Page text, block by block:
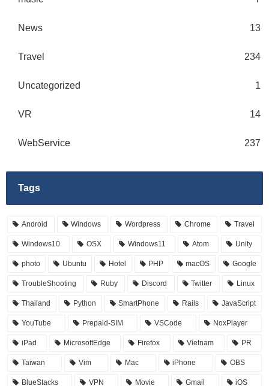
News 13
Travel 234
Uncategorized 1
VR 14
WebService 237
Tags
Android Windows Wordpress Chrome Travel
Windows10 OSX Windows11 Atom Unity
photo Ubuntu Hotel PHP macOS Google
TroubleShooting Ruby Discord Twitter Linux
Thailand Python SmartPhone Rails JavaScript
YouTube Prepaid-SIM VSCode NoxPlayer
iPad MicrosoftEdge Firefox Vietnam PR
Taiwan Vim Mac iPhone OBS
BlueStacks VPN Movie Gmail iOS